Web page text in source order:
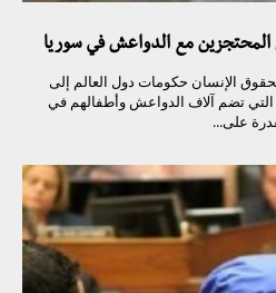
مع الدواعش في سوريا
الإنسان حكومات دول العالم إلى
التي تضم آلاف الدواعش وأطفالهم في
على...